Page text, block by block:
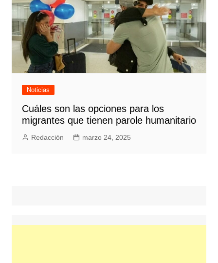
Noticias
Cuáles son las opciones para los
migrantes que tienen parole humanitario
Redacción marzo 24, 2025